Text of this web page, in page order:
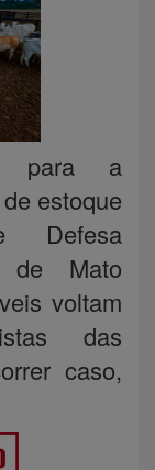
para a
estoque
Defesa
de Mato
voltam
das
caso,